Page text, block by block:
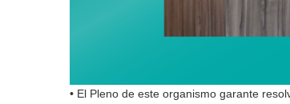
• El Pleno de este organismo garante